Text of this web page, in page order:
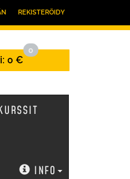
REKISTERÖIDY
0 €
0
INFO